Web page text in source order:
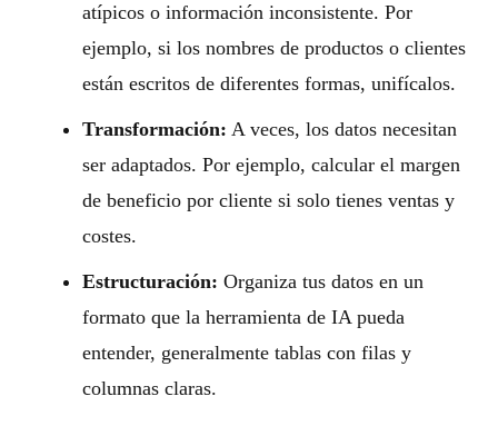
atípicos o información inconsistente. Por
ejemplo, si los nombres de productos o clientes
están escritos de diferentes formas, unifícalos.
Transformación: A veces, los datos necesitan
ser adaptados. Por ejemplo, calcular el margen
de beneficio por cliente si solo tienes ventas y
costes.
Estructuración: Organiza tus datos en un
formato que la herramienta de IA pueda
entender, generalmente tablas con filas y
columnas claras.